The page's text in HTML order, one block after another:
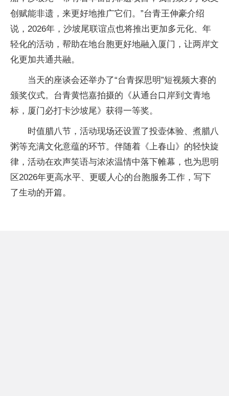
创赋能非遗，来更好地推广它们。”台青王伸豪介绍
说，2026年，沙坡尾联谊点也将推出更加多元化、年
轻化的活动，帮助在地台胞更好地融入厦门，让两岸文
化更加共通共融。
当天的座谈会还举办了“台青探思明”短视频大赛的
颁奖仪式。台青黄恺嘉拍摄的《从通台口岸到文青地
标，厦门必打卡沙坡尾》获得一等奖。
时值腊八节，活动现场还设置了投壶体验、煮腊八
粥等充满文化意蕴的环节。伴随着《上春山》的轻快旋
律，活动在欢声笑语与浓浓温情中落下帷幕，也为思明
区2026年更高水平、更暖人心的台胞服务工作，写下
了生动的开篇。